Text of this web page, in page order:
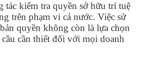
tác kiểm tra quyền sở hữu trí tuệ
trên phạm vi cả nước. Việc sử
quyền không còn là lựa chọn
cần thiết đối với mọi doanh